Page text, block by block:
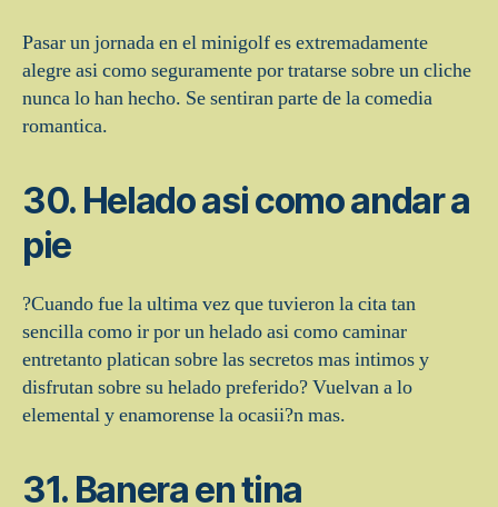
Pasar un jornada en el minigolf es extremadamente
alegre asi­ como seguramente por tratarse sobre un cliche
nunca lo han hecho. Se sentiran parte de la comedia
romantica.
30. Helado asi­ como andar a
pie
?Cuando fue la ultima vez que tuvieron la cita tan
sencilla como ir por un helado asi­ como caminar
entretanto platican sobre las secretos mas intimos y
disfrutan sobre su helado preferido? Vuelvan a lo
elemental y enamorense la ocasii?n mas.
31. Banera en tina